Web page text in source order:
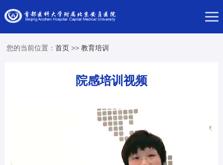
您的当前位置：首页 >>教育培训
院感培训视频